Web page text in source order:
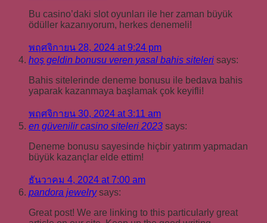
Bu casino’daki slot oyunları ile her zaman büyük
ödüller kazanıyorum, herkes denemeli!
พฤศจิกายน 28, 2024 at 9:24 pm
hoş geldin bonusu veren yasal bahis siteleri says:
Bahis sitelerinde deneme bonusu ile bedava bahis
yaparak kazanmaya başlamak çok keyifli!
พฤศจิกายน 30, 2024 at 3:11 am
en güvenilir casino siteleri 2023 says:
Deneme bonusu sayesinde hiçbir yatırım yapmadan
büyük kazançlar elde ettim!
ธันวาคม 4, 2024 at 7:00 am
pandora jewelry says:
Great post! We are linking to this particularly great